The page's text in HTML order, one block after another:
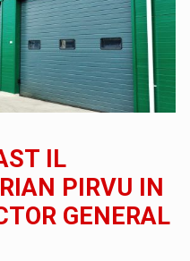
IL
PIRVU IN
GENERAL